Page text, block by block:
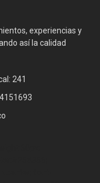
experiencias y
así la calidad
241